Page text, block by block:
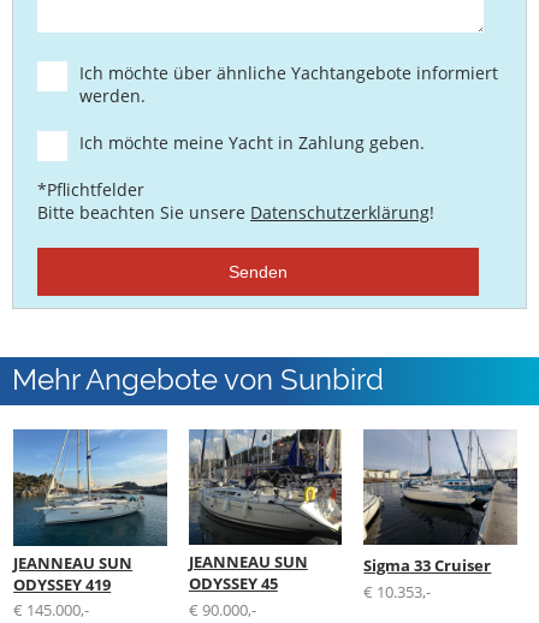
Ich möchte über ähnliche Yachtangebote informiert
werden.
Ich möchte meine Yacht in Zahlung geben.
*Pflichtfelder
Bitte beachten Sie unsere Datenschutzerklärung!
Senden
Mehr Angebote von Sunbird
International
JEANNEAU SUN
ODYSSEY 419
€ 145.000,-
JEANNEAU SUN
ODYSSEY 45
€ 90.000,-
Sigma 33 Cruiser
€ 10.353,-